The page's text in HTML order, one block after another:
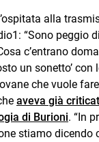
alla
“Sono peggio
c’entrano
un sonetto’ con
che vuole
aveva già
di Burioni. “In
stiamo dicendo